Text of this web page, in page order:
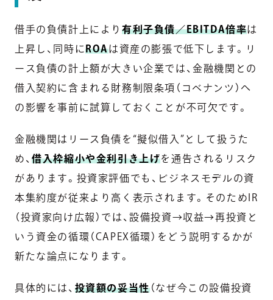
借手の負債計上により 有利子負債／EBITDA倍率は
上昇し、同時にROAは資産の膨張で低下します。リ
ース負債の計上額が大きい企業では、金融機関との
借入契約に含まれる財務制限条項（コベナンツ）へ
の影響を事前に試算しておくことが不可欠です。
金融機関はリース負債を“擬似借入”として扱うた
め、借入枠縮小や金利引き上げを通告されるリスク
があります。投資家評価でも、ビジネスモデルの資
本集約度が従来より高く表示されます。そのためIR
（投資家向け広報）では、設備投資→収益→再投資と
いう資金の循環（CAPEX循環）をどう説明するかが
新たな論点になります。
具体的には、 投資額の妥当性（なぜ今この設備投資